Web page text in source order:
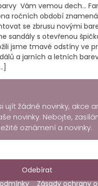
Vám vemou dech…
ročních období
se zbrusu novými
sandály s otevřenou
jsme tmavé odstíny ve
a jarních a letních
ujít žádné novinky, akce
novinky. Nebojte,
oznámení a novinky.
Odebírat
Zásady ochrany